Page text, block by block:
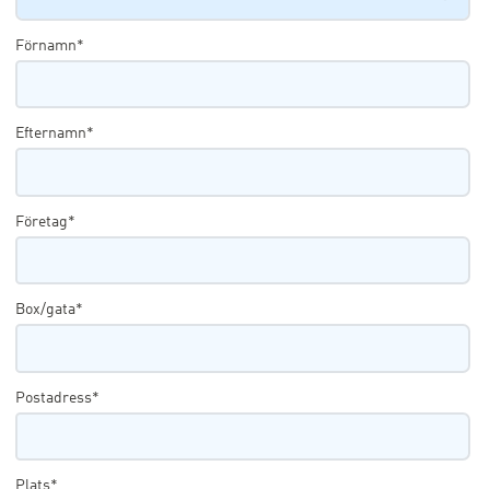
Förnamn*
Efternamn*
Företag*
Box/gata*
Postadress*
Plats*